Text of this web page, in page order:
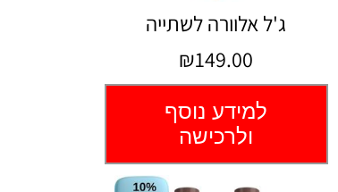
ג'ל אלוורה לשתייה
₪149.00
למידע נוסף
ולרכישה